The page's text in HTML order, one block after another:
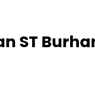
ST